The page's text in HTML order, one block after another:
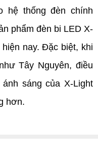
hệ thống đèn chính
phẩm đèn bi LED X-
nay. Đặc biệt, khi
Tây Nguyên, điều
sáng của X-Light
hơn.